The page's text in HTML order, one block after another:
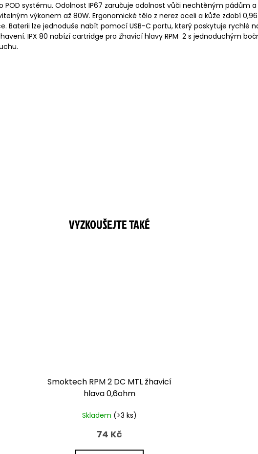
systému. Odolnost IP67 zaručuje odolnost vůči nechtěným pádům
výkonem až 80W. Ergonomické tělo z nerez oceli a kůže zdobí
lze jednoduše nabít pomocí USB-C portu, který poskytuje rychlé
IPX 80 nabízí cartridge pro žhavicí hlavy RPM 2 s jednoduchým
Smoktech RPM 2 DC MTL žhavicí
hlava 0,6ohm
Skladem (>3 ks)
74 Kč